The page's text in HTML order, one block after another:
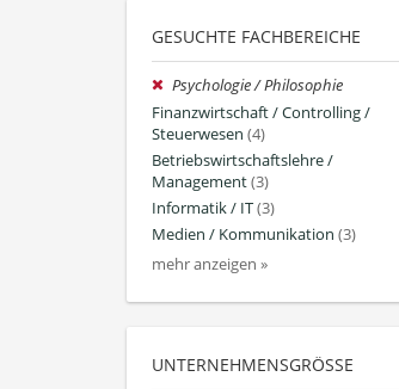
GESUCHTE FACHBEREICHE
Psychologie / Philosophie
Finanzwirtschaft / Controlling /
Steuerwesen (4)
Betriebswirtschaftslehre /
Management(3)
Informatik / IT(3)
Medien / Kommunikation (3)
mehr anzeigen »
UNTERNEHMENSGRÖSSE